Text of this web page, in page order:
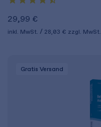
29,99 €
inkl. MwSt. 28,03 € zzgl. MwSt.
Gratis Versand